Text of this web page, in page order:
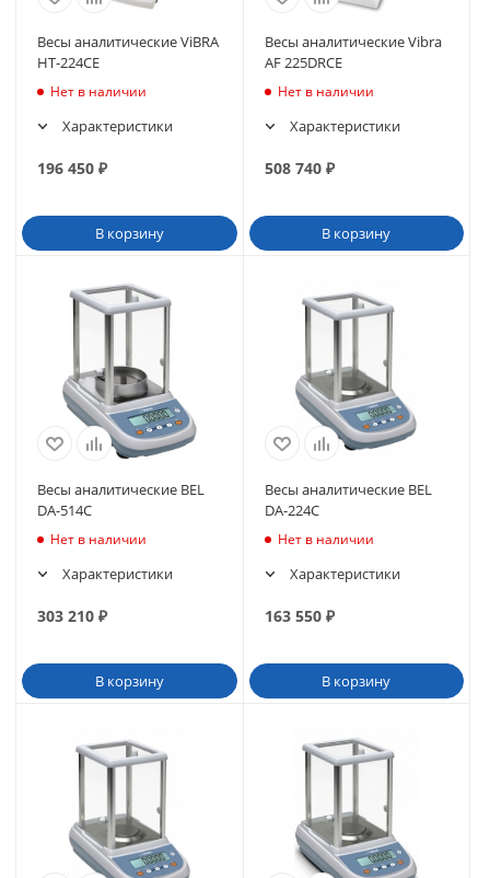
Весы аналитические ViBRA
HT-224CE
Нет в наличии
Характеристики
196 450 ₽
В корзину
Весы аналитические Vibra
AF 225DRCE
Нет в наличии
Характеристики
508 740₽
В корзину
Весы аналитические BEL
DA-514C
Нет в наличии
Характеристики
303 210 ₽
В корзину
Весы аналитические BEL
DA-224C
Нет в наличии
Характеристики
163 550₽
В корзину